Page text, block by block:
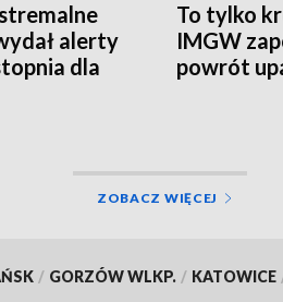
alerty
dla
To tylko
IMGW
powrót
ZOBACZ WIĘCEJ
/ GORZÓW WLKP. / KATOWICE